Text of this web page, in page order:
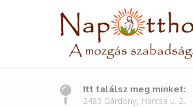
Itt találsz meg minket:
2483 Gárdony, Harcsa u. 2.